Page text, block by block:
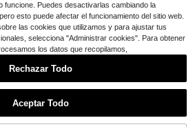
funcione. Puedes desactivarlas cambiando la
esto puede afectar el funcionamiento del sitio web.
las cookies que utilizamos y para ajustar tus
selecciona "Administrar cookies". Para obtener
los datos que recopilamos,
Rechazar Todo
Aceptar Todo